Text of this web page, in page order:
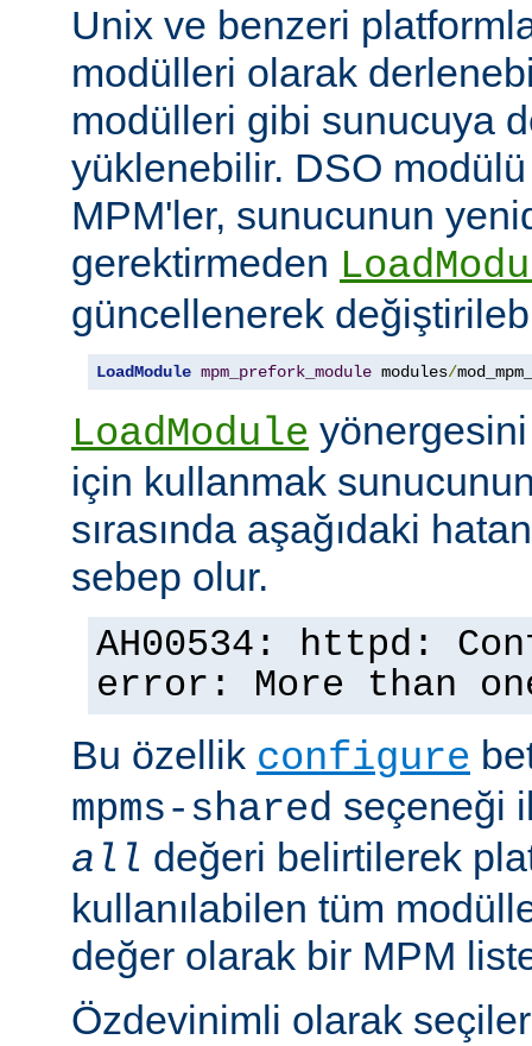
Unix ve benzeri
modülleri olarak
modülleri gibi sunucuya
yüklenebilir. DSO
MPM'ler, sunucunun
gerektirmeden
güncellenerek
LoadModule mpm_prefork_module modules/
LoadModule
için kullanmak
sırasında aşağıdaki
sebep olur.
AH00534: httpd:
error: More than
Bu özellik configure
mpms-shared seçeneği
all değeri belirtilerek
kullanılabilen tüm
değer olarak bir MPM
Özdevinimli olarak